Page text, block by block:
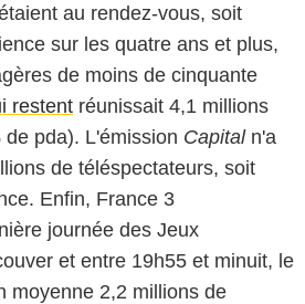
au rendez-vous, soit
sur les quatre ans et plus,
de moins de cinquante
restent réunissait 4,1 millions
pda). L'émission Capitaln'a
de téléspectateurs, soit
Enfin, France 3
journée des Jeux
et entre 19h55 et minuit, le
moyenne 2,2 millions de